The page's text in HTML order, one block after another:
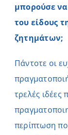
μπορούσε
του είδους
ζητημάτων;
Πάντοτε οι
τρελές
περίπτωση